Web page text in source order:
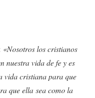
«Nosotros los cristianos
nuestra vida de fe y es
vida cristiana para que
que ella sea como la